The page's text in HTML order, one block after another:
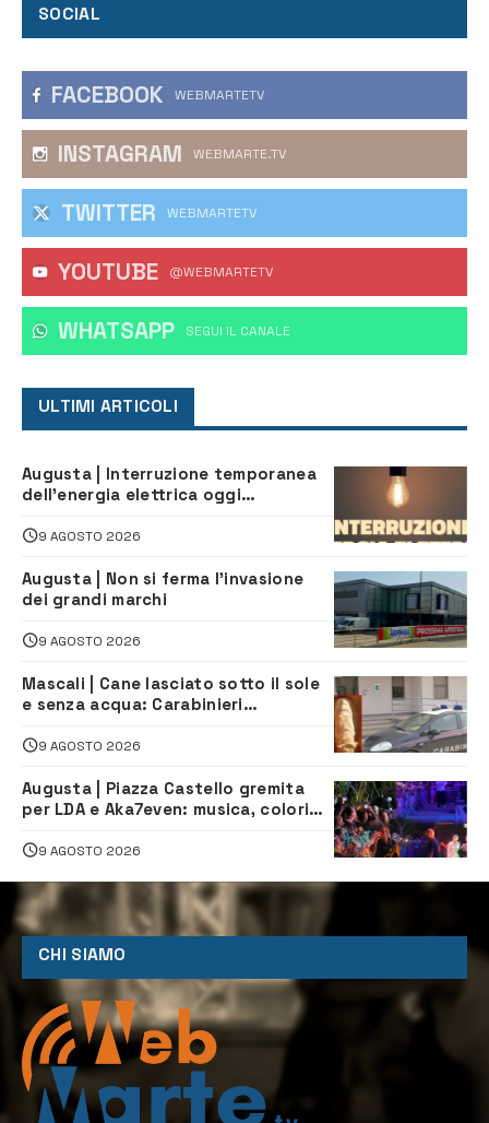
SOCIAL
FACEBOOK WEBMARTETV
INSTAGRAM WEBMARTE.TV
TWITTER WEBMARTETV
YOUTUBE @WEBMARTETV
WHATSAPP ‎SEGUI IL CANALE
ULTIMI ARTICOLI
Augusta | Interruzione temporanea
dell’energia elettrica oggi
lavori
9 AGOSTO 2026
Augusta | Non si ferma l’invasione
dei grandi marchi
9 AGOSTO 2026
Mascali | Cane lasciato sotto il sole
e senza acqua: Carabinieri
9 AGOSTO 2026
Augusta | Piazza Castello gremita
per LDA e Aka7even: musica, colori
9 AGOSTO 2026
CHI SIAMO